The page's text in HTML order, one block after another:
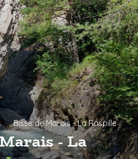
Bisse de Marais - La Raspille
- La